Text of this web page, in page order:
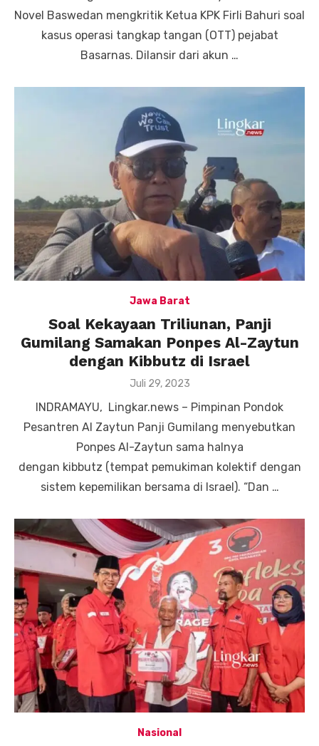
Novel Baswedan mengkritik Ketua KPK Firli Bahuri soal
kasus operasi tangkap tangan (OTT) pejabat
Basarnas. Dilansir dari akun …
Jawa Barat
Soal Kekayaan Triliunan, Panji
Gumilang Samakan Ponpes Al-Zaytun
dengan Kibbutz di Israel
Posted
Juli 29, 2023
INDRAMAYU, Lingkar.news – Pimpinan Pondok
Pesantren Al Zaytun Panji Gumilang menyebutkan
Ponpes Al-Zaytun sama halnya
dengan kibbutz (tempat pemukiman kolektif dengan
sistem kepemilikan bersama di Israel). “Dan …
Nasional